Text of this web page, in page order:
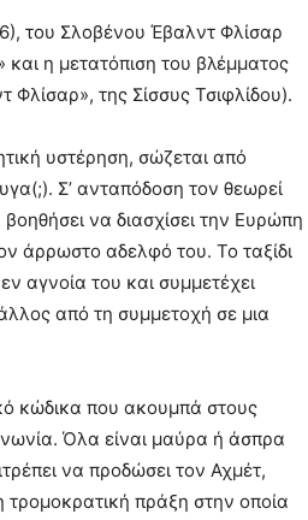
του Σλοβένου Έβαλντ Φλίσαρ
η μετατόπιση του βλέμματος
Φλίσαρ», της Σίσσυς Τσιφλίδου).
υστέρηση, σώζεται από
Σ’ ανταπόδοση τον θεωρεί
να διασχίσει την Ευρώπη
άρρωστο αδελφό του. Το ταξίδι
αγνοία του και συμμετέχει
από τη συμμετοχή σε μια
κώδικα που ακουμπά στους
Όλα είναι μαύρα ή άσπρα
να προδώσει τον Αχμέτ,
πράξη στην οποία